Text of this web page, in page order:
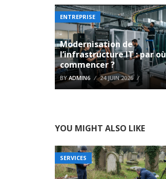
ENTREPRISE
Modernisation de
l’infrastructure IT : par où
commencer ?
BYADMIN6 24 JUIN 2026
YOU MIGHT ALSO LIKE
SERVICES